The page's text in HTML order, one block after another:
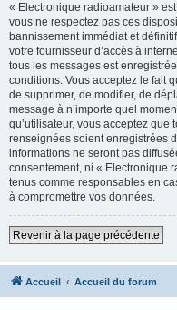
« Electronique radioamateur »
vous ne respectez pas ces
bannissement immédiat et
votre fournisseur d’accès à
tous les messages est
conditions. Vous acceptez le fait
de supprimer, de modifier, de
message à n’importe quel
qu’utilisateur, vous acceptez
renseignées soient enregistrées
informations ne seront pas
consentement, ni « Electronique
tenus comme responsables en
à compromettre vos données.
Revenir à la page précédente
Accueil Accueil du forum